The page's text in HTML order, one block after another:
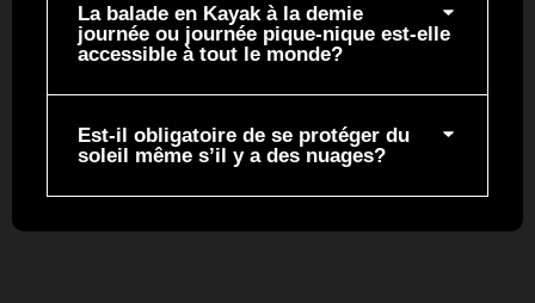
La balade en Kayak à la demie
journée ou journée pique-nique est-elle
accessible à tout le monde?
Est-il obligatoire de se protéger du
soleil même s’il y a des nuages?